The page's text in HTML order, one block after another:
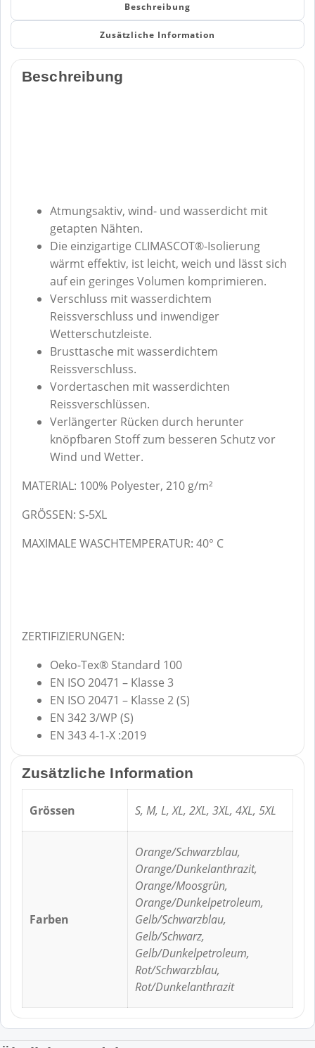
Beschreibung
Zusätzliche Information
Beschreibung
Atmungsaktiv, wind- und wasserdicht mit
getapten Nähten.
Die einzigartige CLIMASCOT®-Isolierung
wärmt effektiv, ist leicht, weich und lässt sich
auf ein geringes Volumen komprimieren.
Verschluss mit wasserdichtem
Reissverschluss und inwendiger
Wetterschutzleiste.
Brusttasche mit wasserdichtem
Reissverschluss.
Vordertaschen mit wasserdichten
Reissverschlüssen.
Verlängerter Rücken durch herunter
knöpfbaren Stoff zum besseren Schutz vor
Wind und Wetter.
MATERIAL: 100% Polyester, 210 g/m²
GRÖSSEN: S-5XL
MAXIMALE WASCHTEMPERATUR: 40° C
ZERTIFIZIERUNGEN:
Oeko-Tex® Standard 100
EN ISO 20471 – Klasse 3
EN ISO 20471 – Klasse 2 (S)
EN 342 3/WP (S)
EN 343 4-1-X :2019
Zusätzliche Information
Grössen S, M, L, XL, 2XL, 3XL, 4XL, 5XL
Farben
Orange/Schwarzblau,
Orange/Dunkelanthrazit,
Orange/Moosgrün,
Orange/Dunkelpetroleum,
Gelb/Schwarzblau,
Gelb/Schwarz,
Gelb/Dunkelpetroleum,
Rot/Schwarzblau,
Rot/Dunkelanthrazit